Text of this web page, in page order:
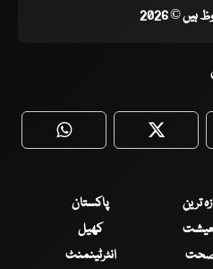
© 2026
WhatsApp Twitter
ترین
پاکستان
کھیل
انٹرٹینمنٹ